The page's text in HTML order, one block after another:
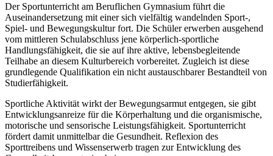
Der Sportunterricht am Beruflichen Gymnasium führt die
Auseinandersetzung mit einer sich vielfältig wandelnden Sport-,
Spiel- und Bewegungskultur fort. Die Schüler erwerben ausgehend
vom mittleren Schulabschluss jene körperlich-sportliche
Handlungsfähigkeit, die sie auf ihre aktive, lebensbegleitende
Teilhabe an diesem Kulturbereich vorbereitet. Zugleich ist diese
grundlegende Qualifikation ein nicht austauschbarer Bestandteil von
Studierfähigkeit.
Sportliche Aktivität wirkt der Bewegungsarmut entgegen, sie gibt
Entwicklungsanreize für die Körperhaltung und die organismische,
motorische und sensorische Leistungsfähigkeit. Sportunterricht
fördert damit unmittelbar die Gesundheit. Reflexion des
Sporttreibens und Wissenserwerb tragen zur Entwicklung des